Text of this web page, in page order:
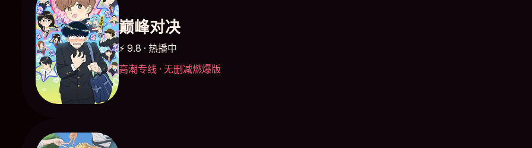
巅峰对决
⚡ 9.8 · 热播中
高潮专线 · 无删减燃爆版